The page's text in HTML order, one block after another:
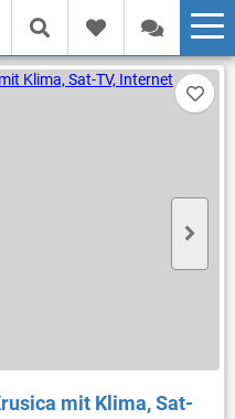
mit Klima, Sat-